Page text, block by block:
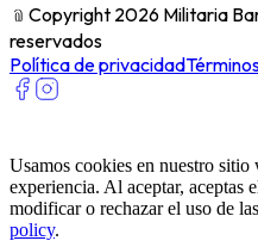
﹫ Copyright 2026 Militaria
reservados
Política de privacidad
Usamos cookies en nuestro
experiencia. Al aceptar, aceptas
modificar o rechazar el uso de
policy.